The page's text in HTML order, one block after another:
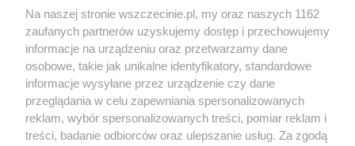
Wernisaże
Więcej
Specjalny koncert z okazji
20. urodzin portalu
wSzczecinie.pl
Regulamin konkursów
śniadaniówka "Hej
Szczecin! Jest piątek!"
Na naszej stronie wszczecinie.pl, my oraz naszych 1162
zaufanych partnerów uzyskujemy dostęp i przechowujemy
informacje na urządzeniu oraz przetwarzamy dane
osobowe, takie jak unikalne identyfikatory, standardowe
informacje wysyłane przez urządzenie czy dane
przeglądania w celu zapewniania spersonalizowanych
reklam, wybór spersonalizowanych treści, pomiar reklam i
treści, badanie odbiorców oraz ulepszanie usług. Za zgodą